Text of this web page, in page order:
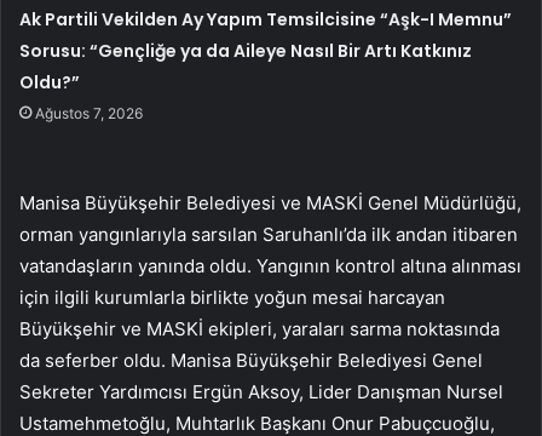
Ak Partili Vekilden Ay Yapım Temsilcisine “Aşk-I Memnu”
Sorusu: “Gençliğe ya da Aileye Nasıl Bir Artı Katkınız
Oldu?”
Ağustos 7, 2026
Manisa Büyükşehir Belediyesi ve MASKİ Genel Müdürlüğü,
orman yangınlarıyla sarsılan Saruhanlı’da ilk andan itibaren
vatandaşların yanında oldu. Yangının kontrol altına alınması
için ilgili kurumlarla birlikte yoğun mesai harcayan
Büyükşehir ve MASKİ ekipleri, yaraları sarma noktasında
da seferber oldu. Manisa Büyükşehir Belediyesi Genel
Sekreter Yardımcısı Ergün Aksoy, Lider Danışman Nursel
Ustamehmetoğlu, Muhtarlık Başkanı Onur Pabuçcuoğlu,